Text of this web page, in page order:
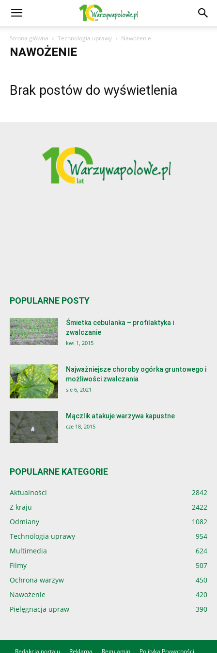
Strona główna Technologia uprawy Nawożenie
NAWOŻENIE
Brak postów do wyświetlenia
POPULARNE POSTY
Śmietka cebulanka – profilaktyka i
zwalczanie
kwi 1, 2015
Najważniejsze choroby ogórka gruntowego i
możliwości zwalczania
sie 6, 2021
Mączlik atakuje warzywa kapustne
cze 18, 2015
POPULARNE KATEGORIE
Aktualności
2842
Z kraju
2422
Odmiany
1082
Technologia uprawy
954
Multimedia
624
Filmy
507
Ochrona warzyw
450
Nawożenie
420
Pielęgnacja upraw
390
Redakcja portalu Reklama Regulamin Polityka Prywatności